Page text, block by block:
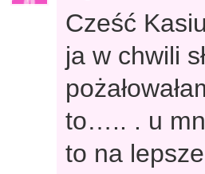
Cześć
ja w chwili
to….. . u
to na